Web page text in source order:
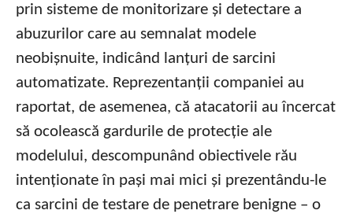
prin sisteme de monitorizare și detectare a
abuzurilor care au semnalat modele
neobișnuite, indicând lanțuri de sarcini
automatizate. Reprezentanții companiei au
raportat, de asemenea, că atacatorii au încercat
să ocolească gardurile de protecție ale
modelului, descompunând obiectivele rău
intenționate în pași mai mici și prezentându-le
ca sarcini de testare de penetrare benigne – o